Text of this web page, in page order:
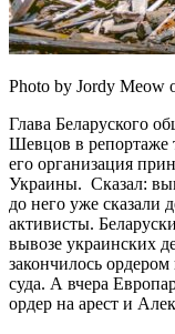
Photo by Jordy Meow
Глава Беларуского
Шевцов в репортаже
его организация
Украины. Сказал:
до него уже сказали
активисты.
вывозе украинских
закончилось
суда. А вчера
ордер на арест и